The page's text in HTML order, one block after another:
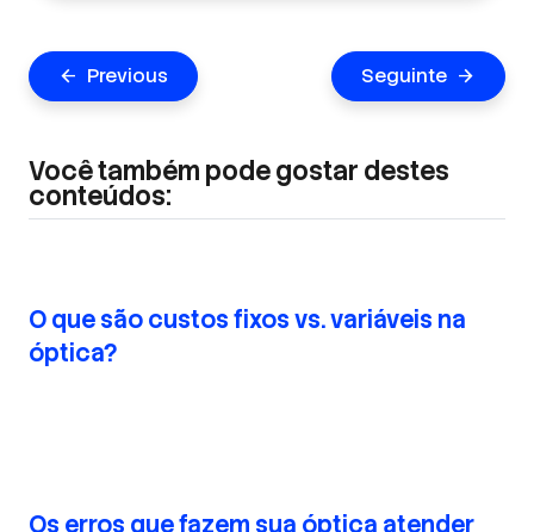
Navegação
de
arrow_back Previous Seguinte arrow_forward
Você também pode gostar destes
conteúdos:
O que são custos fixos vs. variáveis na
óptica?
Os erros que fazem sua óptica atender